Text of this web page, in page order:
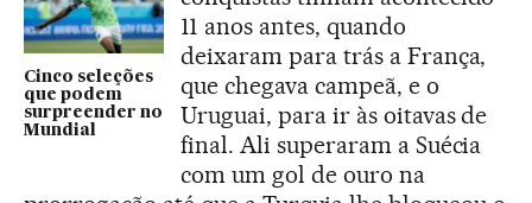
Cinco seleções
que podem
surpreender no
Mundial
11 anos antes, quando
deixaram para trás a França,
que chegava campeã, e o
Uruguai, para ir às oitavas de
final. Ali superaram a Suécia
com um gol de ouro na